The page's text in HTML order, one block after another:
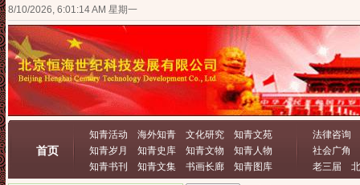
8/10/2026, 6:01:15 AM 星期一
首页
知青活动 海外知青 文化研究
知青文苑
知青岁月
知青史库 知青文物
知青人物
知青书刊
知青文集 书画长廊 知青图库
法律咨询
社会广角
老三届